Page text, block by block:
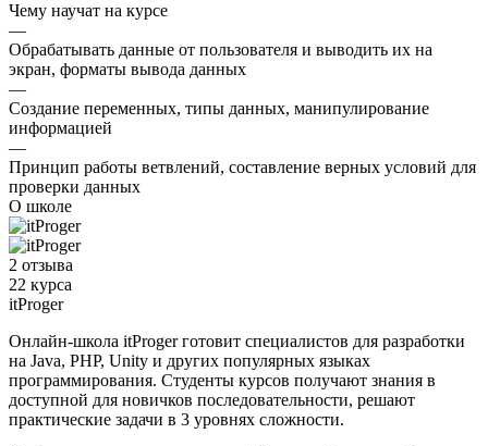
Чему научат на курсе
—
Обрабатывать данные от пользователя и выводить их на
экран, форматы вывода данных
—
Создание переменных, типы данных, манипулирование
информацией
—
Принцип работы ветвлений, составление верных условий для
проверки данных
О школе
2 отзыва
22 курса
itProger
Онлайн-школа itProger готовит специалистов для разработки
на Java, PHP, Unity и других популярных языках
программирования. Студенты курсов получают знания в
доступной для новичков последовательности, решают
практические задачи в 3 уровнях сложности.